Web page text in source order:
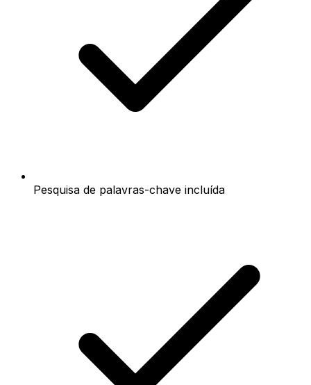
Pesquisa de palavras-chave incluída